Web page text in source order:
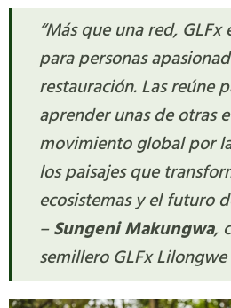
“Más que una red,
para personas
restauración. Las reúne
aprender unas de otras
movimiento global por
los paisajes que
ecosistemas y el futuro
–Sungeni Makungwa,
semillero GLFx